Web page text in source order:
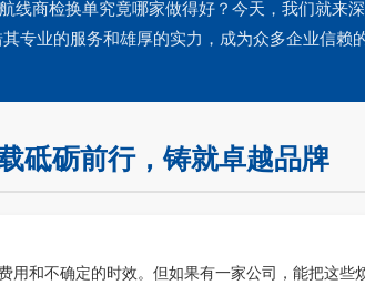
线商检换单究竟哪家做得好？今天，我们就来
业的服务和雄厚的实力，成为众多企业信赖的
砥砺前行，铸就卓越品牌
和不确定的时效。但如果有一家公司，能把这些